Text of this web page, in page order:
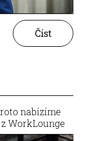
Číst
nabízíme
WorkLounge